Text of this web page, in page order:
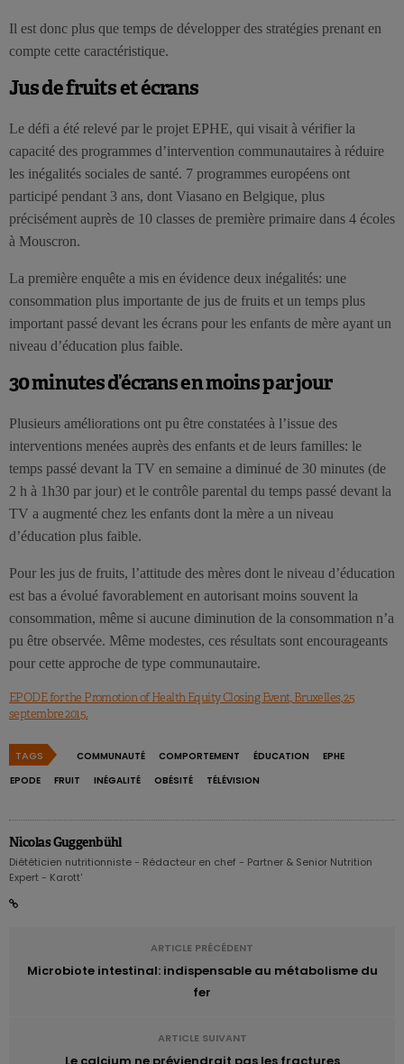
Il est donc plus que temps de développer des stratégies prenant en
compte cette caractéristique.
Jus de fruits et écrans
Le défi a été relevé par le projet EPHE, qui visait à vérifier la
capacité des programmes d’intervention communautaires à réduire
les inégalités sociales de santé. 7 programmes européens ont
participé pendant 3 ans, dont Viasano en Belgique, plus
précisément auprès de 10 classes de première primaire dans 4 écoles
à Mouscron.
La première enquête a mis en évidence deux inégalités: une
consommation plus importante de jus de fruits et un temps plus
important passé devant les écrans pour les enfants de mère ayant un
niveau d’éducation plus faible.
30 minutes d’écrans en moins par jour
Plusieurs améliorations ont pu être constatées à l’issue des
interventions menées auprès des enfants et de leurs familles: le
temps passé devant la TV en semaine a diminué de 30 minutes (de
2 h à 1h30 par jour) et le contrôle parental du temps passé devant la
TV a augmenté chez les enfants dont la mère a un niveau
d’éducation plus faible.
Pour les jus de fruits, l’attitude des mères dont le niveau d’éducation
est bas a évolué favorablement en autorisant moins souvent la
consommation, même si aucune diminution de la consommation n’a
pu être observée. Même modestes, ces résultats sont encourageants
pour cette approche de type communautaire.
EPODE for the Promotion of Health Equity Closing Event, Bruxelles, 25
septembre 2015.
TAGS COMMUNAUTÉ COMPORTEMENT ÉDUCATION
EPHE
EPODE
FRUIT INÉGALITÉ OBÉSITÉ TÉLÉVISION
Nicolas Guggenbühl
Diététicien nutritionniste - Rédacteur en chef - Partner & Senior Nutrition
Expert - Karott'
ARTICLE PRÉCÉDENT
Microbiote intestinal: indispensable au métabolisme du
fer
ARTICLE SUIVANT